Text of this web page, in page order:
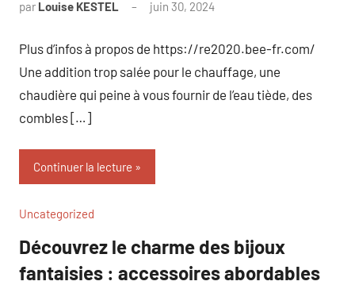
par Louise KESTEL juin 30, 2024
Plus d’infos à propos de https://re2020.bee-fr.com/
Une addition trop salée pour le chauffage, une
chaudière qui peine à vous fournir de l’eau tiède, des
combles […]
Continuer la lecture
Uncategorized
Découvrez le charme des bijoux
fantaisies : accessoires abordables